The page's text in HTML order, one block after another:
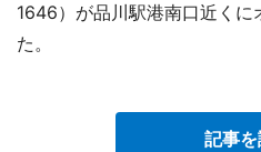
1646）が品川駅港南口近くに
た。
記事